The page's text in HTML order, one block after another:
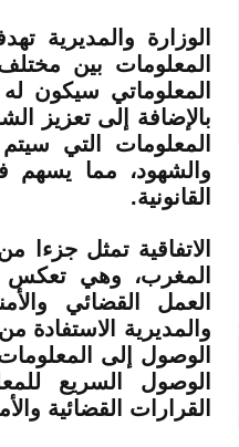
الوزارة والمديرية
المعلومات بين مختلف
المعلوماتي سيكون
بالإضافة إلى تعزيز
المعلومات التي
والشهود، مما يسهم
القانونية.
الاتفاقية تمثل جزءا
المغرب، وهي تعكس
العمل القضائي
والمديرية الاستفادة
الوصول إلى
الوصول السريع
القرارات القضائية